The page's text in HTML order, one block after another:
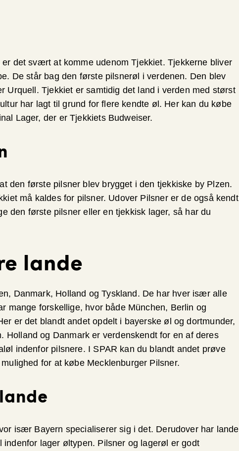
det svært at komme udenom Tjekkiet. Tjekkerne bliver
De står bag den første pilsnerøl i verdenen. Den blev
Urquell. Tjekkiet er samtidig det land i verden med størst
har lagt til grund for flere kendte øl. Her kan du købe
Lager, der er Tjekkiets Budweiser.
den første pilsner blev brygget i den tjekkiske by Plzen.
må kaldes for pilsner. Udover Pilsner er de også kendt
den første pilsner eller en tjekkisk lager, så har du
lande
Danmark, Holland og Tyskland. De har hver især alle
mange forskellige, hvor både München, Berlin og
er det blandt andet opdelt i bayerske øl og dortmunder,
Holland og Danmark er verdenskendt for en af deres
indenfor pilsnere. I SPAR kan du blandt andet prøve
for at købe Mecklenburger Pilsner.
især Bayern specialiserer sig i det. Derudover har lande
lager øltypen. Pilsner og lagerøl er godt